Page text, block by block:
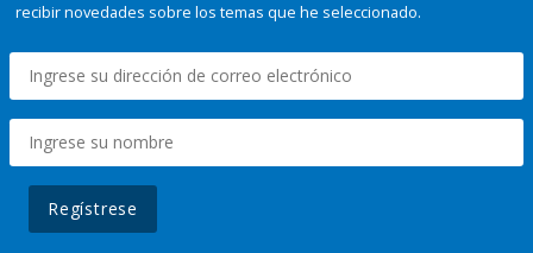
recibir novedades sobre los temas que he seleccionado.
Regístrese